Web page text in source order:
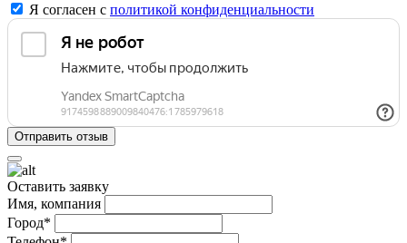
Я согласен с политикой конфиденциальности
Оставить заявку
Имя, компания
Город*